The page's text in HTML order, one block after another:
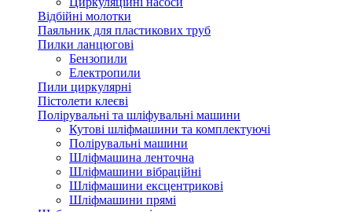
Відбійні молотки
Паяльник для пластикових труб
Пилки ланцюгові
Бензопили
Електропили
Пили циркулярні
Пістолети клеєві
Полірувальні та шліфувальні машини
Кутові шліфмашини та комплектуючі
Полірувальні машини
Шліфмашина ленточна
Шліфмашини вібраційні
Шліфмашини ексцентрикові
Шліфмашини прямі